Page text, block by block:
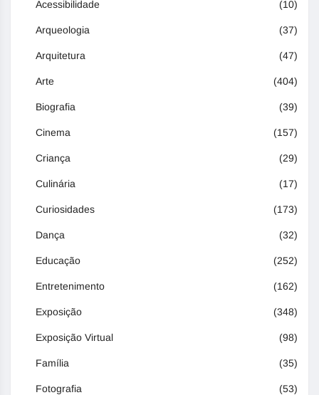
Acessibilidade (10)
Arqueologia (37)
Arquitetura (47)
Arte (404)
Biografia (39)
Cinema (157)
Criança (29)
Culinária (17)
Curiosidades (173)
Dança (32)
Educação (252)
Entretenimento (162)
Exposição (348)
Exposição Virtual (98)
Família (35)
Fotografia (53)